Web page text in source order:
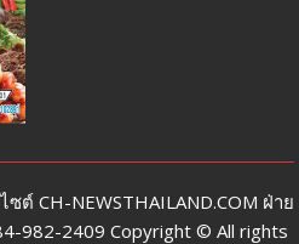
ต์ CH-NEWSTHAILAND.COM ฝ่าย
982-2409 Copyright © All rights